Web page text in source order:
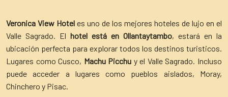
Veronica View Hotel es uno de los mejores hoteles de lujo en el
Valle Sagrado. El hotel está en Ollantaytambo, estará en la
ubicación perfecta para explorar todos los destinos turisticos.
Lugares como Cusco, Machu Picchu y el Valle Sagrado. Incluso
puede acceder a lugares como pueblos aislados, Moray,
Chinchero y Pisac.